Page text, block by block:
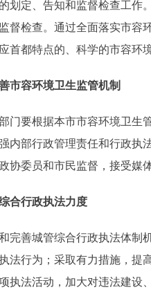
划定、告知和监督检查工作
督检查。通过全面落实市容
首都特点的、科学的市容环
市容环境卫生监管机制
要根据本市市容环境卫生管
内部行政管理责任和行政执
协委员和市民监督，接受媒
合行政执法力度
善城管综合行政执法体制机
法行为；采取有力措施，提
执法活动，加大对违法建